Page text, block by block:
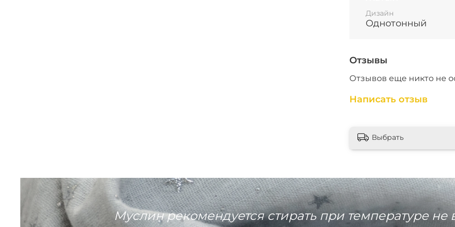
Усадка 3-5%
Стирка при
ВАЖНО
отличаться.
В разных
Ткань рвётся по
ткани
Дизайн
Однотонный
Отзывы
Отзывов еще никто не
Написать отзыв
Выбрать
Муслин рекомендуется стирать при температуре не